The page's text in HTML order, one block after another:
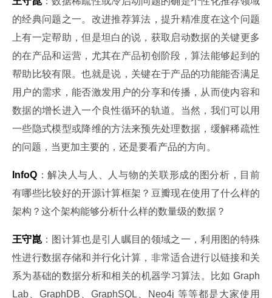
的经典问题之一。改进推荐算法，提升精准度在这个问题
上有一定帮助，但是坦白的说，获取启动数据的关键更多
的在产品和运营，尤其在产品初创阶段，算法能够起到的
帮助比较有限。也就是说，关键在于产品的功能能否满足
用户的需求，能否激发用户的分享和传播，从而使内容和
数据的增长进入一个良性循环的轨道。当然，我们可以用
一些隐式模型或降维的方法来预先处理数据，缓解稀疏性
的问题，当更加主要的，还是要看产品的方向。
InfoQ ：解决人与人、人与物的关联形成的图分析，目前
有哪些比较好的开源计算框架？豆瓣现在使用了什么样的
架构？这个架构能够分析什么样的数量级的数据？
王守崑：图计算也是引人瞩目的领域之一，利用图的特殊
性进行数据存储和并行化计算，非常适合进行以链接和关
系为基础的数据分析和相关的机器学习算法。比如 Graph
Lab、GraphDB、GraphSQL、Neo4j 等等都是大家使用